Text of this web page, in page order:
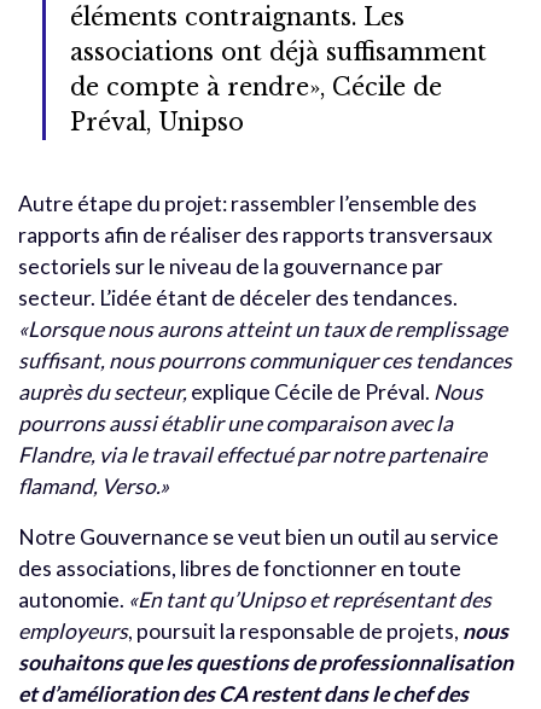
éléments contraignants. Les
associations ont déjà suffisamment
de compte à rendre», Cécile de
Préval, Unipso
Autre étape du projet: rassembler l’ensemble des
rapports afin de réaliser des rapports transversaux
sectoriels sur le niveau de la gouvernance par
secteur. L’idée étant de déceler des tendances.
«Lorsque nous aurons atteint un taux de remplissage
suffisant, nous pourrons communiquer ces tendances
auprès du secteur,explique Cécile de Préval. Nous
pourrons aussi établir une comparaison avec la
Flandre, via le travail effectué par notre partenaire
flamand, Verso.»
Notre Gouvernance se veut bien un outil au service
des associations, libres de fonctionner en toute
autonomie. «En tant qu’Unipso et représentant des
employeurs, poursuit la responsable de projets, nous
souhaitons que les questions de professionnalisation
et d’amélioration des CA restent dans le chef des